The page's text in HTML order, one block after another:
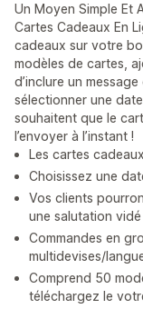
Un Moyen Simple Et
Cartes Cadeaux En
cadeaux sur votre
modèles de cartes,
d’inclure un
sélectionner une
souhaitent que le
l’envoyer à l’instant !
Les cartes
Choisissez une
Vos clients
une salutation vidé
Commandes en
multidevises/
Comprend 50
téléchargez le